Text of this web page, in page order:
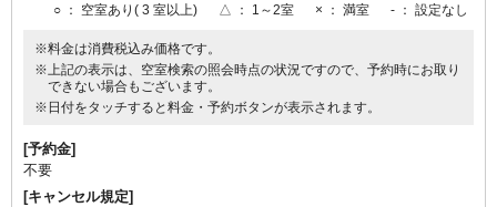
○ ： 空室あり( 3 室以上) △ ： 1～2室 × ： 満室 - ： 設定なし
※料金は消費税込み価格です。
※上記の表示は、空室検索の照会時点の状況ですので、予約時にお取り
できない場合もございます。
※日付をタッチすると料金・予約ボタンが表示されます。
[予約金]
不要
[キャンセル規定]